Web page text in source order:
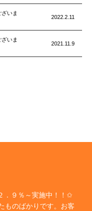
いま
2022.2.11
いま
2021.11.9
．９％～実施中！！✩
ものばかりです。お客